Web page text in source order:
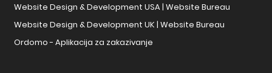
Website Design & Development USA | Website Bureau
Website Design & Development UK | Website Bureau
Ordomo - Aplikacija za zakazivanje